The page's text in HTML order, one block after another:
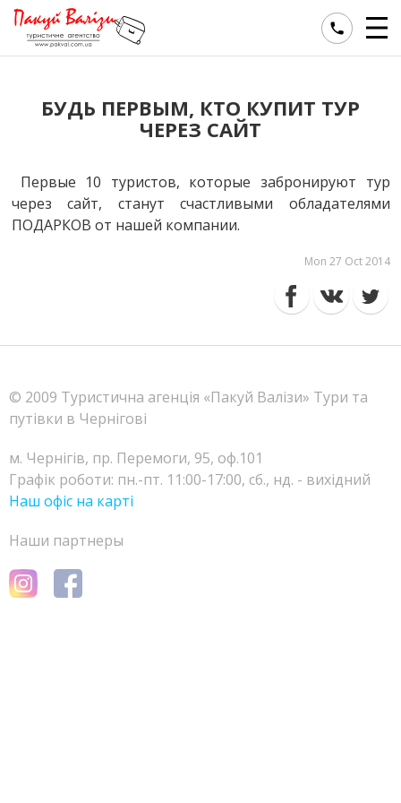
БУДЬ ПЕРВЫМ, КТО КУПИТ ТУР
ЧЕРЕЗ САЙТ
Первые 10 туристов, которые забронируют тур
через сайт, станут счастливыми обладателями
ПОДАРКОВ от нашей компании.
Mon 27 Oct 2014
© 2009 Туристична агенція «Пакуй Валiзи» Тури та
путівки в Чернігові
м. Чернігів, пр. Перемоги, 95, оф.101
Графік роботи: пн.-пт. 11:00-17:00, сб., нд. - вихідний
Наш офіс на карті
Наши партнеры